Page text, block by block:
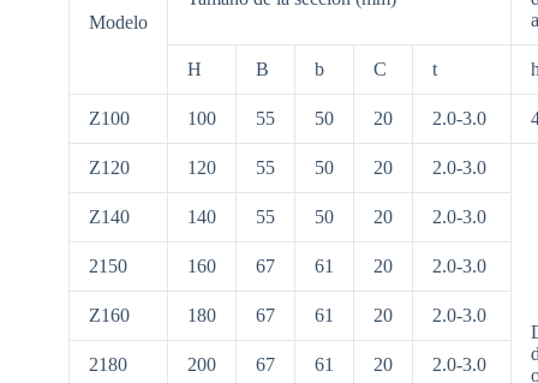
Modelo
H B b C t
Z100 100 55 50 20 2.0-3.0
Z120 120 55 50 20 2.0-3.0
Z140 140 55 50 20 2.0-3.0
2150 160 67 61 20 2.0-3.0
Z160 180 67 61 20 2.0-3.0
2180 200 67 61 20 2.0-3.0